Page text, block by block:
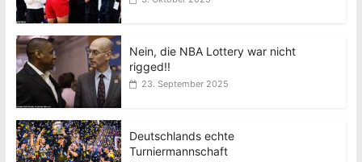
Nein, die NBA Lottery war nicht
rigged!!
23. September 2025
Deutschlands echte
Turniermannschaft